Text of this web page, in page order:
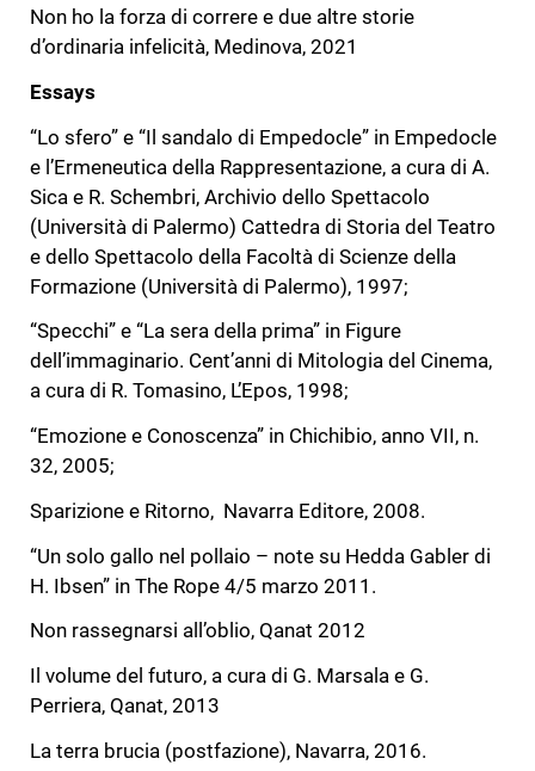
Non ho la forza di correre e due altre storie
d’ordinaria infelicità, Medinova, 2021
Essays
“Lo sfero” e “Il sandalo di Empedocle” in Empedocle
e l’Ermeneutica della Rappresentazione, a cura di A.
Sica e R. Schembri, Archivio dello Spettacolo
(Università di Palermo) Cattedra di Storia del Teatro
e dello Spettacolo della Facoltà di Scienze della
Formazione (Università di Palermo), 1997;
“Specchi” e “La sera della prima” in Figure
dell’immaginario. Cent’anni di Mitologia del Cinema,
a cura di R. Tomasino, L’Epos, 1998;
“Emozione e Conoscenza” in Chichibio, anno VII, n.
32, 2005;
Sparizione e Ritorno, Navarra Editore, 2008.
“Un solo gallo nel pollaio – note su Hedda Gabler di
H. Ibsen” in The Rope 4/5 marzo 2011.
Non rassegnarsi all’oblio, Qanat 2012
Il volume del futuro, a cura di G. Marsala e G.
Perriera, Qanat, 2013
La terra brucia (postfazione), Navarra, 2016.